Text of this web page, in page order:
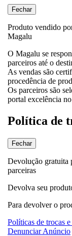
Fechar
Produto vendido
Magalu
O Magalu se
parceiros até o
As vendas são
procedência de
Os parceiros são
portal excelência
Política de
Fechar
Devolução gratuita
parceiras
Devolva seu
Para devolver o
Políticas de trocas
Denunciar Anúncio